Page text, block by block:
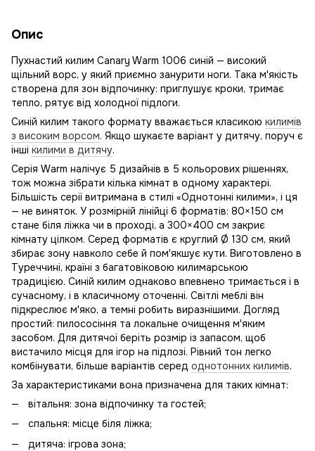
Опис
Пухнастий килим Canary Warm 1006 синій — високий
щільний ворс, у який приємно занурити ноги. Така м'якість
створена для зон відпочинку: приглушує кроки, тримає
тепло, рятує від холодної підлоги.
Синій килим такого формату вважається класикою килимів
з високим ворсом. Якщо шукаєте варіант у дитячу, поруч є
інші килими в дитячу.
Серія Warm налічує 5 дизайнів в 5 кольорових рішеннях,
тож можна зібрати кілька кімнат в одному характері.
Більшість серії витримана в стилі «Однотонні килими», і ця
— не виняток. У розмірній лінійці 6 форматів: 80×150 см
стане біля ліжка чи в проході, а 300×400 см закриє
кімнату цілком. Серед форматів є круглий Ø 130 см, який
збирає зону навколо себе й пом'якшує кути. Виготовлено в
Туреччині, країні з багатовіковою килимарською
традицією. Синій килим однаково впевнено тримається і в
сучасному, і в класичному оточенні. Світлі меблі він
підкреслює м'яко, а темні робить виразнішими. Догляд
простий: пилососіння та локальне очищення м'яким
засобом. Для дитячої беріть розмір із запасом, щоб
вистачило місця для ігор на підлозі. Рівний тон легко
комбінувати, більше варіантів серед однотонних килимів.
За характеристиками вона призначена для таких кімнат:
вітальня: зона відпочинку та гостей;
спальня: місце біля ліжка;
дитяча: ігрова зона;